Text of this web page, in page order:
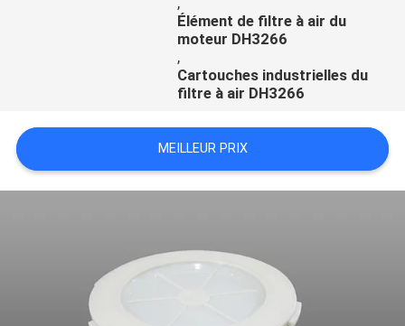
Élément de filtre à air du
moteur DH3266
,
Cartouches industrielles du
filtre à air DH3266
MEILLEUR PRIX